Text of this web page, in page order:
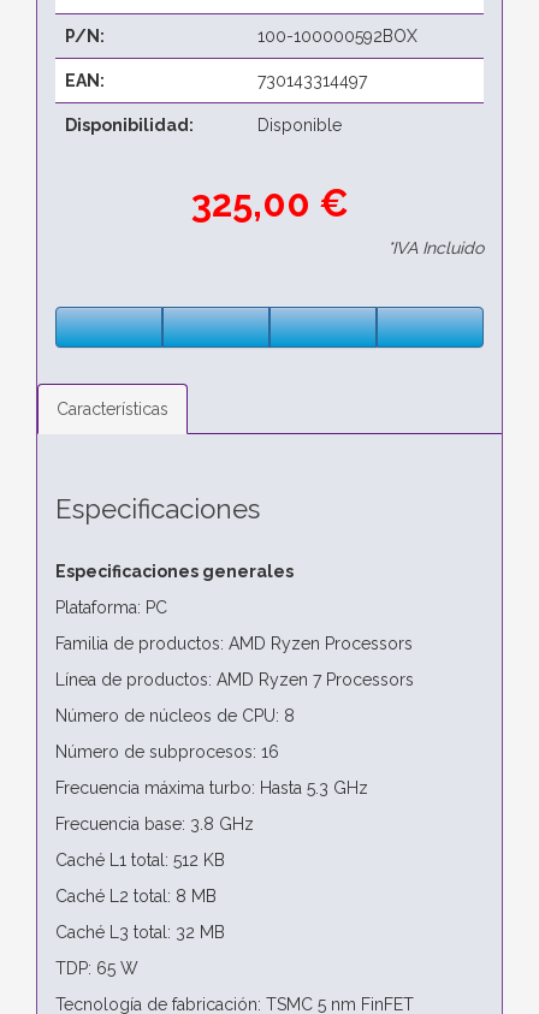
P/N: 100-100000592BOX
EAN: 730143314497
Disponibilidad: Disponible
325,00 €
*IVA Incluido
Características
Especificaciones
Especificaciones generales
Plataforma: PC
Familia de productos: AMD Ryzen Processors
Línea de productos: AMD Ryzen 7 Processors
Número de núcleos de CPU: 8
Número de subprocesos: 16
Frecuencia máxima turbo: Hasta 5.3 GHz
Frecuencia base: 3.8 GHz
Caché L1 total: 512 KB
Caché L2 total: 8 MB
Caché L3 total: 32 MB
TDP: 65 W
Tecnología de fabricación: TSMC 5 nm FinFET